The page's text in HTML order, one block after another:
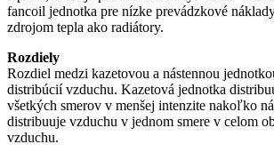
fancoil jednotka pre nízke prevádzkové
zdrojom tepla ako radiátory.
Rozdiely
Rozdiel medzi kazetovou a nástennou
distribúcií vzduchu. Kazetová jednotka
všetkých smerov v menšej intenzite nakoľko
distribuuje vzduchu v jednom smere v celom
vzduchu.